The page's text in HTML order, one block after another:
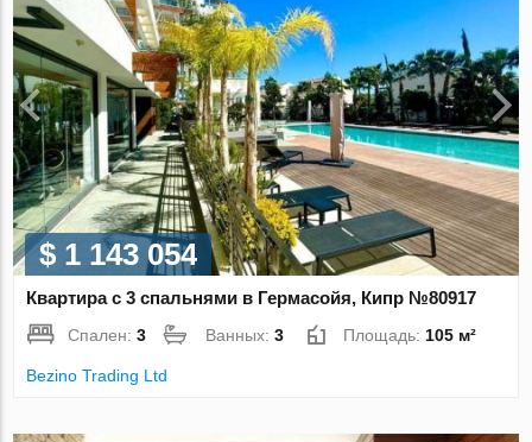
$ 1 143 054
Квартира с 3 спальнями в Гермасойя, Кипр №80917
Спален:3 Ванных:3 Площадь: 105 м²
Bezino Trading Ltd